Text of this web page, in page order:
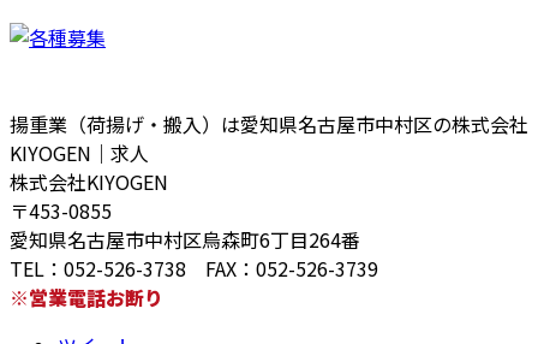
揚重業（荷揚げ・搬入）は愛知県名古屋市中村区の株式会社
KIYOGEN｜求人
株式会社KIYOGEN
〒453-0855
愛知県名古屋市中村区烏森町6丁目264番
TEL：052-526-3738 FAX：052-526-3739
※営業電話お断り